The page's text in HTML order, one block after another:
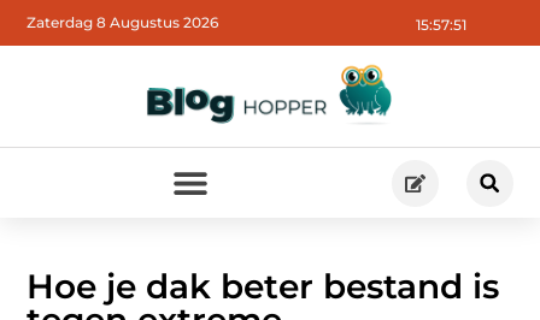
15:57:52
Zaterdag 8 Augustus 2026
Hoe je dak beter bestand is